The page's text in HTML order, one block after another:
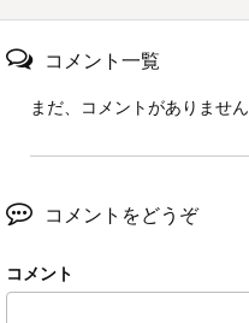
コメント一覧
まだ、コメントがありません
コメントをどうぞ
コメント